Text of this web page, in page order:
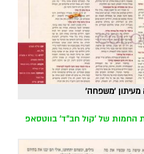
מעיתון 'משפחה'
החמות של 'קול חב"ד' בווטסאפ